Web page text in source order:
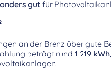
gut für
an der Brenz über gute
beträgt rund 1.219